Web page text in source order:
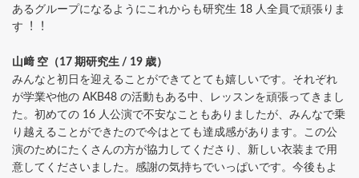
あるグループになるようにこれからも研究⽣ 18 ⼈全員で頑張りま
す︕︕
⼭﨑 空（17 期研究⽣ / 19 歳）
みんなと初⽇を迎えることができてとても嬉しいです。それぞれ
が学業や他の AKB48 の活動もある中、レッスンを頑張ってきまし
た。初めての 16 ⼈公演で不安なこともありましたが、みんなで乗
り越えることができたので今はとても達成感があります。この公
演のためにたくさんの⽅が協⼒してくださり、新しい⾐装まで⽤
意してくださいました。感謝の気持ちでいっぱいです。今後もよ